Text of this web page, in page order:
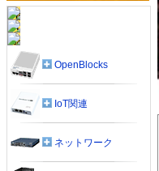
OpenBlocks
IoT関連
ネットワーク